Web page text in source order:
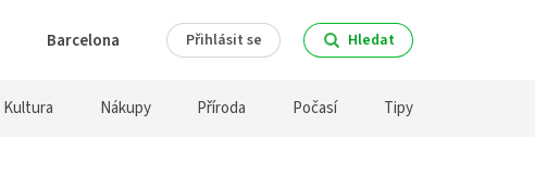
Barcelona Přihlásit se Hledat
Kultura Nákupy Příroda Počasí Tipy